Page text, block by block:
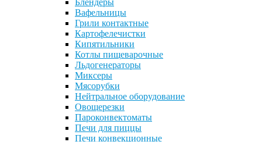
Блендеры
Вафельницы
Грили контактные
Картофелечистки
Кипятильники
Котлы пищеварочные
Льдогенераторы
Миксеры
Мясорубки
Нейтральное оборудование
Овощерезки
Пароконвектоматы
Печи для пиццы
Печи конвекционные